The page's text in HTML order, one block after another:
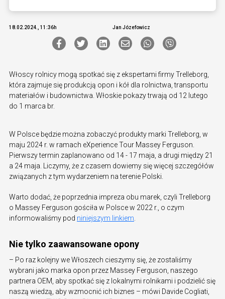
18.02.2024., 11:36h Jan Józefowicz
Włoscy rolnicy mogą spotkać się z ekspertami firmy Trelleborg,
która zajmuje się produkcją opon i kół dla rolnictwa, transportu
materiałów i budownictwa. Włoskie pokazy trwają od 12 lutego
do 1 marca br.
W Polsce będzie można zobaczyć produkty marki Trelleborg, w
maju 2024 r. w ramach eXperience Tour Massey Ferguson.
Pierwszy termin zaplanowano od 14 - 17 maja, a drugi między 21
a 24 maja. Liczymy, że z czasem dowiemy się więcej szczegółów
związanych z tym wydarzeniem na terenie Polski.
Warto dodać, że poprzednia impreza obu marek, czyli Trelleborg
o Massey Ferguson gościła w Polsce w 2022 r., o czym
informowaliśmy pod niniejszym linkiem
Nie tylko zaawansowane opony
– Po raz kolejny we Włoszech cieszymy się, że zostaliśmy
wybrani jako marka opon przez Massey Ferguson, naszego
partnera OEM, aby spotkać się z lokalnymi rolnikami i podzielić się
naszą wiedzą, aby wzmocnić ich biznes – mówi Davide Cogliati,